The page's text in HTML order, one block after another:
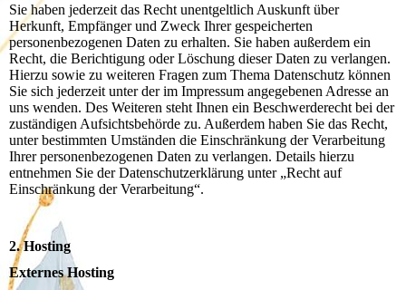
Sie haben jederzeit das Recht unentgeltlich Auskunft über
Herkunft, Empfänger und Zweck Ihrer gespeicherten
personenbezogenen Daten zu erhalten. Sie haben außerdem ein
Recht, die Berichtigung oder Löschung dieser Daten zu verlangen.
Hierzu sowie zu weiteren Fragen zum Thema Datenschutz können
Sie sich jederzeit unter der im Impressum angegebenen Adresse an
uns wenden. Des Weiteren steht Ihnen ein Beschwerderecht bei der
zuständigen Aufsichtsbehörde zu. Außerdem haben Sie das Recht,
unter bestimmten Umständen die Einschränkung der Verarbeitung
Ihrer personenbezogenen Daten zu verlangen. Details hierzu
entnehmen Sie der Datenschutzerklärung unter „Recht auf
Einschränkung der Verarbeitung“.
2. Hosting
Externes Hosting